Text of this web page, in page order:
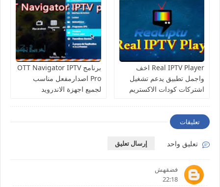
Real IPTV Player اخف
واجمل تطبيق يدعم تشغيل
اشتركات كودات الاكستريم
برنامج OTT Navigator IPTV
Pro اصدارمفعل مناسب
لجميع اجهزة الاندرويد
تعليقات
تعليق واحد إرسال تعليق
فضقهش
22:18